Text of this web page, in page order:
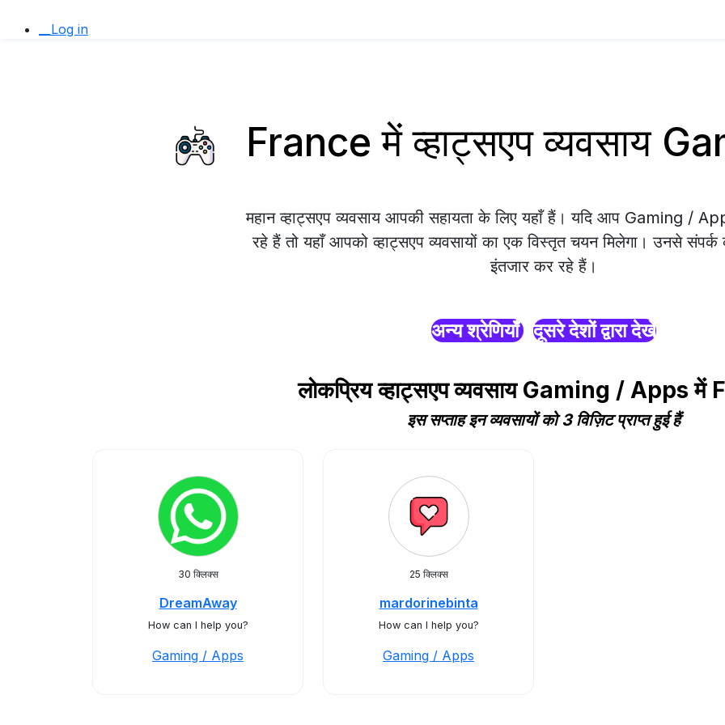
__Log in
France में व्हाट्सएप व्यवसाय
महान व्हाट्सएप व्यवसाय आपकी सहायता के लिए यहाँ हैं। यदि आप Gaming /
रहे हैं तो यहाँ आपको व्हाट्सएप व्यवसायों का एक विस्तृत चयन मिलेगा। उनसे
इंतजार कर रहे हैं।
अन्य श्रेणियाँ दूसरे देशों द्वारा देखें
लोकप्रिय व्हाट्सएप व्यवसाय Gaming / Apps में
इस सप्ताह इन व्यवसायों को 3 विज़िट प्राप्त हुई हैं
30 क्लिक्स
DreamAway
How can I help you?
Gaming / Apps
25 क्लिक्स
mardorinebinta
How can I help you?
Gaming / Apps